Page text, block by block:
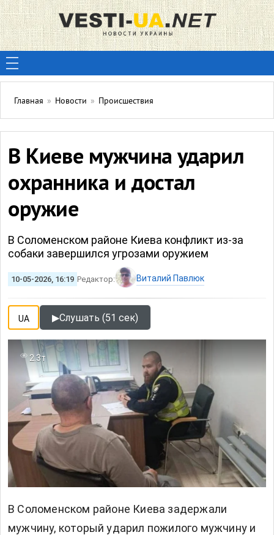
Главная » Новости » Происшествия
В Киеве мужчина ударил
охранника и достал
оружие
В Соломенском районе Киева конфликт из-за
собаки завершился угрозами оружием
10-05-2026, 16:19 Редактор: Виталий Павлюк
UA ▶Слушать (51 сек)
2.3т
В Соломенском районе Киева задержали
мужчину, который ударил пожилого мужчину и